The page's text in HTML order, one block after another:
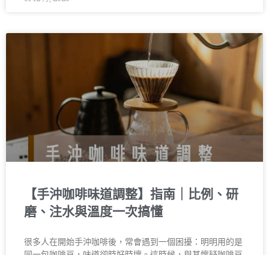
【手沖咖啡味道調整】指南｜比例、研
磨、注水與溫度一次搞懂
很多人在開始手沖咖啡後，常會遇到一個困擾：明明用的是